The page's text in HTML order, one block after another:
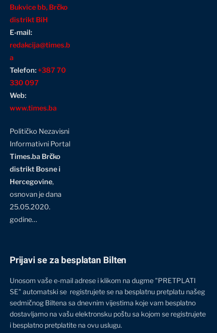
Bukvice bb, Brčko
distrikt BiH
E-mail:
redakcija@times.b
a
Telefon:+387 70
330 097
Web:
www.times.ba
Političko Nezavisni
Informativni Portal
Times.ba Brčko
distrikt Bosne i
Hercegovine,
osnovan je dana
25.05.2020.
godine…
Prijavi se za besplatan Bilten
Unosom vaše e-mail adrese i klikom na dugme "PRETPLATI
SE" automatski se registrujete se na besplatnu pretplatu našeg
sedmičnog Biltena sa dnevnim vijestima koje vam besplatno
dostavljamo na vašu elektronsku poštu sa kojom se registrujete
i besplatno pretplatite na ovu uslugu.